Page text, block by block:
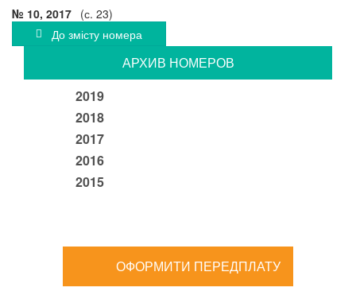
№ 10, 2017 (с. 23)
До змісту номера
АРХИВ НОМЕРОВ
2019
2018
2017
2016
2015
ОФОРМИТИ ПЕРЕДПЛАТУ